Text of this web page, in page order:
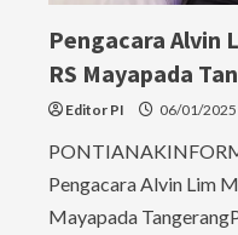
Pengacara Alvin
RS Mayapada
Editor PI 06/01/2025
Pengacara Alvin Lim
Mayapada